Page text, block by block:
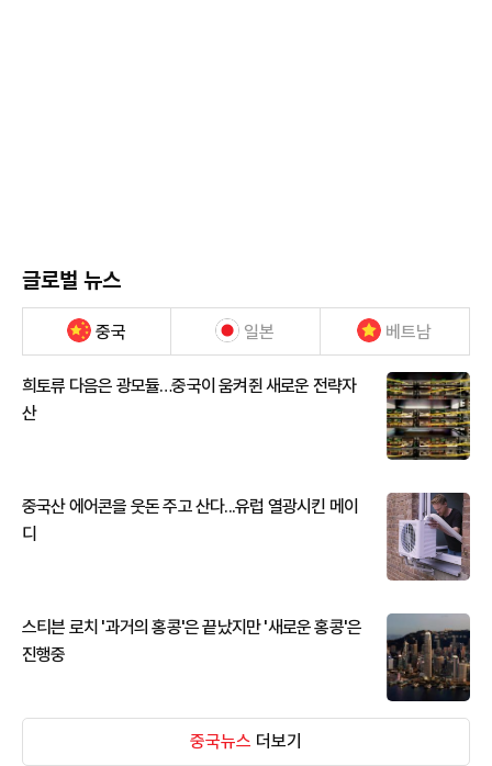
글로벌 뉴스
중국 일본 베트남
희토류 다음은 광모듈…중국이 움켜쥔 새로운 전략자
산
중국산 에어콘을 웃돈 주고 산다...유럽 열광시킨 메이
디
스티븐 로치 '과거의 홍콩'은 끝났지만 '새로운 홍콩'은
진행중
중국뉴스 더보기